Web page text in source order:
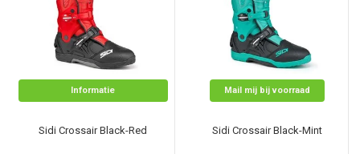
Informatie
Sidi Crossair Black-Red
Mail mij bij voorraad
Sidi Crossair Black-Mint